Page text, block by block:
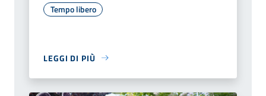
Tempo libero
LEGGI DI PIÙ